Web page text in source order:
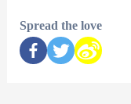
Spread the love